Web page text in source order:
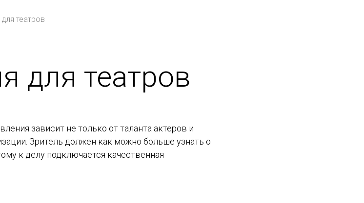
театров
для театров
зависит не только от таланта актеров и
Зритель должен как можно больше узнать о
к делу подключается качественная